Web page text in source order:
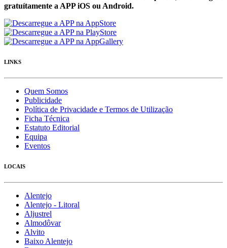
gratuítamente a APP iOS ou Android.
LINKS
Quem Somos
Publicidade
Política de Privacidade e Termos de Utilização
Ficha Técnica
Estatuto Editorial
Equipa
Eventos
LOCAIS
Alentejo
Alentejo - Litoral
Aljustrel
Almodôvar
Alvito
Baixo Alentejo